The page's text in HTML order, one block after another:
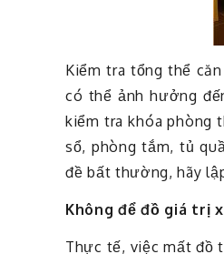
Kiểm tra tổng thể
có thể ảnh hưởng
kiểm tra khóa phòng
sổ, phòng tắm, tủ
đề bất thường, hãy
Không để đồ giá trị
Thực tế, việc mất đồ